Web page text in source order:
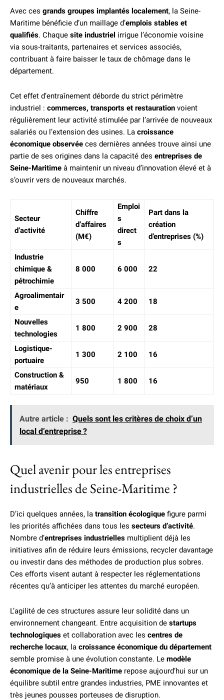
Avec ces grands groupes implantés localement, la Seine-
Maritime bénéficie d’un maillage d’emplois stables et
qualifiés. Chaque site industriel irrigue l’économie voisine
via sous-traitants, partenaires et services associés,
contribuant à faire baisser le taux de chômage dans le
département.
Cet effet d’entraînement déborde du strict périmètre
industriel : commerces, transports et restauration voient
régulièrement leur activité stimulée par l’arrivée de nouveaux
salariés ou l’extension des usines. La croissance
économique observée ces dernières années trouve ainsi une
partie de ses origines dans la capacité des entreprises de
Seine-Maritime à maintenir un niveau d’innovation élevé et à
s’ouvrir vers de nouveaux marchés.
Secteur
d’activité
Chiffre
d’affaires
(M€)
Emploi
s
direct
s
Part dans la
création
d’entreprises (%)
Industrie
chimique &
pétrochimie
8 000 6 000 22
Agroalimentair
e
3 500 4 200 18
Nouvelles
technologies
1 800 2 900 28
Logistique-
portuaire
1 300 2 100 16
Construction &
matériaux
950 1 800 16
Autre article : Quels sont les critères de choix d’un
local d’entreprise ?
Quel avenir pour les entreprises
industrielles de Seine-Maritime ?
D’ici quelques années, la transition écologique figure parmi
les priorités affichées dans tous les secteurs d’activité.
Nombre d’entreprises industrielles multiplient déjà les
initiatives afin de réduire leurs émissions, recycler davantage
ou investir dans des méthodes de production plus sobres.
Ces efforts visent autant à respecter les réglementations
récentes qu’à anticiper les attentes du marché européen.
L’agilité de ces structures assure leur solidité dans un
environnement changeant. Entre acquisition de startups
technologiques et collaboration avec les centres de
recherche locaux, la croissance économique du département
semble promise à une évolution constante. Le modèle
économique de la Seine-Maritime repose aujourd’hui sur un
équilibre subtil entre grandes industries, PME innovantes et
très jeunes pousses porteuses de disruption.